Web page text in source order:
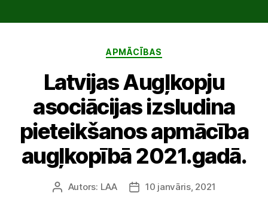
Kategorijas
APMĀCĪBAS
Latvijas Augļkopju
asociācijas izsludina
pieteikšanos apmācība
augļkopībā 2021.gadā.
ZiņasAutors: LAA
Publicēšanas
10 janvāris, 2021